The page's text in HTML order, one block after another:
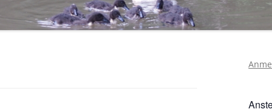
1971 – 1980
1961 – 1970
STERNSINGER / HEILIGE DREI
KÖNIGE